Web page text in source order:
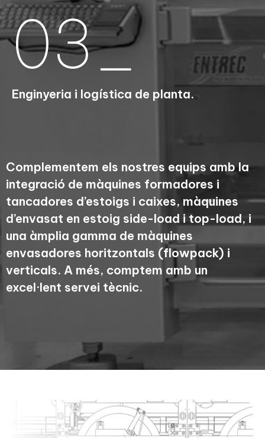
03_
Enginyeria i logística de planta.
Complementem els nostres equips amb la
integració de màquines formadores i
tancadores d’estoigs i caixes, màquines
d’envasat en estoig side-load i top-load, i
una àmplia gamma de màquines
envasadores horitzontals (flowpack) i
verticals. A més, comptem amb un
excel·lent servei tècnic.